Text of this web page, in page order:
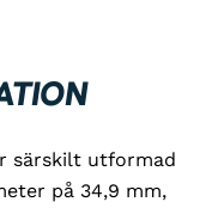
särskilt utformad
på 34,9 mm,